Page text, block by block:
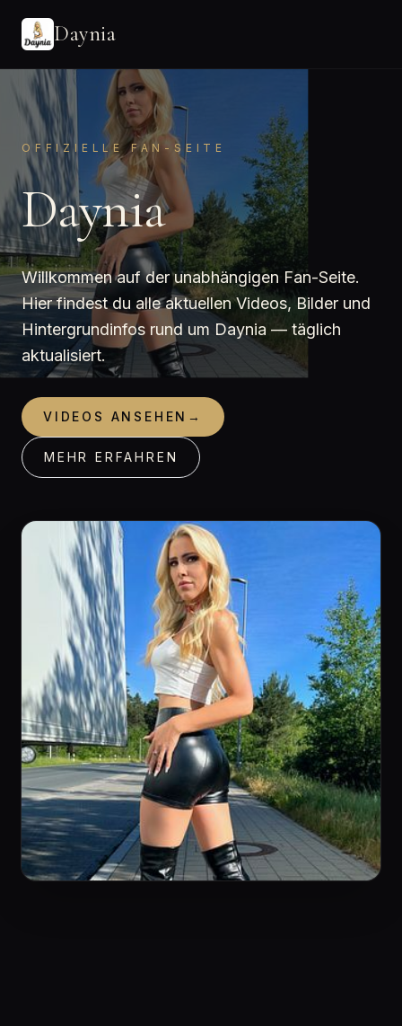
Daynia
OFFIZIELLE FAN-SEITE
Daynia
Willkommen auf der unabhängigen Fan-Seite.
Hier findest du alle aktuellen Videos, Bilder und
Hintergrundinfos rund um Daynia — täglich
aktualisiert.
VIDEOS ANSEHEN →
MEHR ERFAHREN